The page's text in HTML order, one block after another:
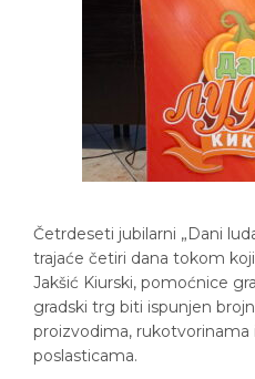
Četrdeseti jubilarni „Dani
trajaće četiri dana tokom
Jakšić Kiurski, pomoćnice
gradski trg biti ispunjen
proizvodima,
poslasticama.